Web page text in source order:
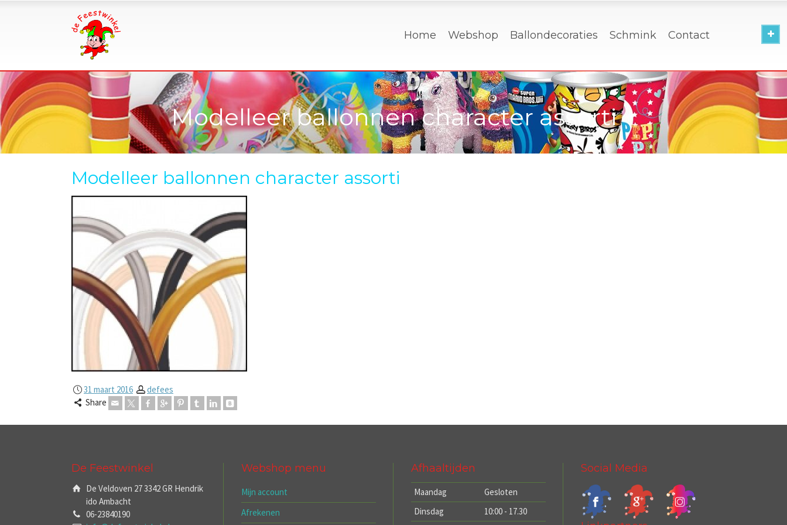
Home Webshop Ballondecoraties Schmink Contact
Modelleer ballonnen character assorti
Modelleer ballonnen character assorti
31 maart 2016
defees
Share
De Feestwinkel
De Veldoven 27 3342 GR Hendrik
ido Ambacht
06-23840190
Webshop menu
Mijn account
Afrekenen
Afhaaltijden
Maandag
Gesloten
Dinsdag
10:00 - 17.30
Social Media